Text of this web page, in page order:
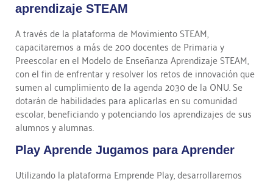
aprendizaje STEAM
A través de la plataforma de Movimiento STEAM,
capacitaremos a más de 200 docentes de Primaria y
Preescolar en el Modelo de Enseñanza Aprendizaje STEAM,
con el fin de enfrentar y resolver los retos de innovación que
sumen al cumplimiento de la agenda 2030 de la ONU. Se
dotarán de habilidades para aplicarlas en su comunidad
escolar, beneficiando y potenciando los aprendizajes de sus
alumnos y alumnas.
Play Aprende Jugamos para Aprender
Utilizando la plataforma Emprende Play, desarrollaremos